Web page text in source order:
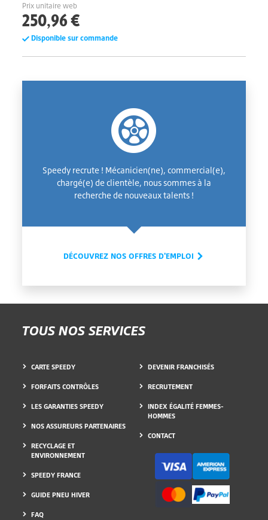
Prix unitaire web
250,96 €
Disponible sur commande
Speedy recrute ! Mécanicien(ne), commercial(e),
chargé(e) de clientèle, nous sommes à la
recherche de nouveaux talents !
DÉCOUVREZ NOS OFFRES D'EMPLOI
TOUS NOS SERVICES
CARTE SPEEDY
FORFAITS CONTRÔLES
LES GARANTIES SPEEDY
NOS ASSUREURS PARTENAIRES
RECYCLAGE ET
ENVIRONNEMENT
SPEEDY FRANCE
GUIDE PNEU HIVER
FAQ
DEVENIR FRANCHISÉS
RECRUTEMENT
INDEX ÉGALITÉ FEMMES-
HOMMES
CONTACT